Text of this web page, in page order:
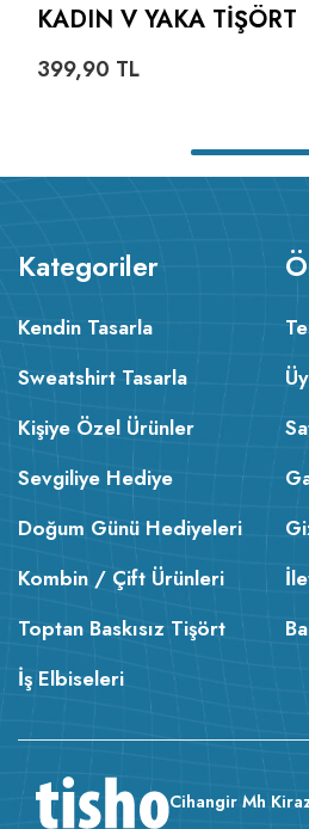
KADIN V YAKA TIŞÖRT
399,90 TL
Kategoriler
Kendin Tasarla
Sweatshirt Tasarla
Kişiye Özel Ürünler
Sevgiliye Hediye
Doğum Günü Hediyeleri
Kombin / Çift Ürünleri
Toptan Baskısız Tişört
İş Elbiseleri
Cihangir Mh